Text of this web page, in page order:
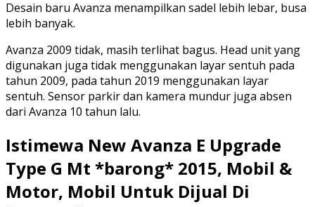
Desain baru Avanza menampilkan sadel lebih lebar, busa
lebih banyak.
Avanza 2009 tidak, masih terlihat bagus. Head unit yang
digunakan juga tidak menggunakan layar sentuh pada
tahun 2009, pada tahun 2019 menggunakan layar
sentuh. Sensor parkir dan kamera mundur juga absen
dari Avanza 10 tahun lalu.
Istimewa New Avanza E Upgrade
Type G Mt *barong* 2015, Mobil &
Motor, Mobil Untuk Dijual Di